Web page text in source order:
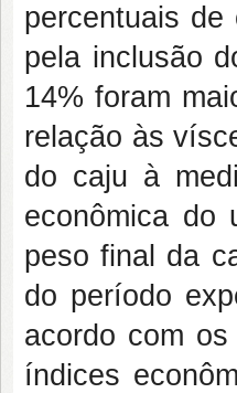
percentuais
pela inclusão
14% foram
relação às
do caju à
econômica do
peso final da
do período
acordo com
índices